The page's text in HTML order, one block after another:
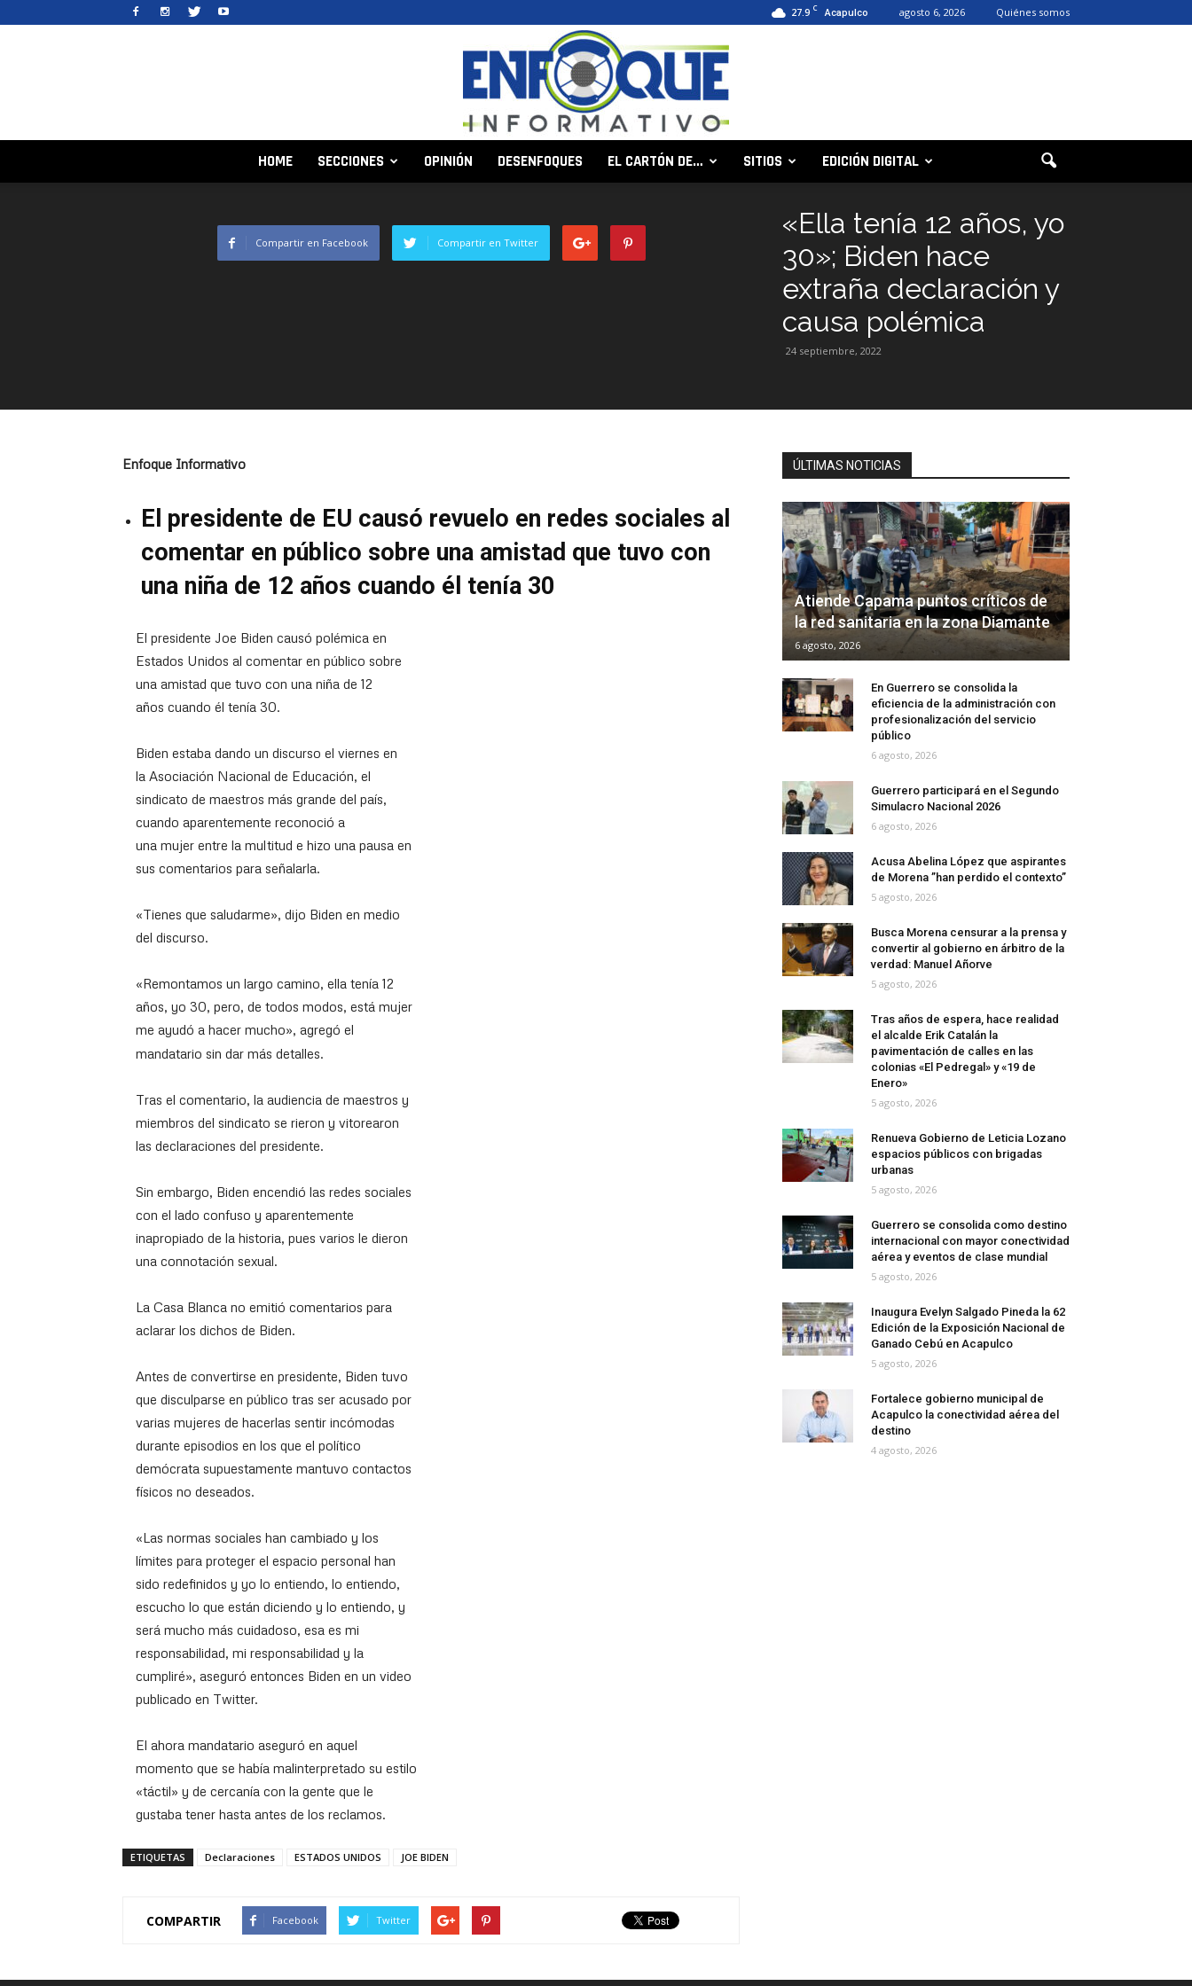
27.9 C Acapulco agosto 6, 2026 Quiénes somos
HOME SECCIONES OPINIÓN DESENFOQUES EL CARTÓN DE… SITIOS EDICIÓN DIGITAL
«Ella tenía 12 años, yo
30»; Biden hace
extraña declaración y
causa polémica
24 septiembre, 2022
Compartir en Facebook Compartir en Twitter
Enfoque Informativo
El presidente de EU causó revuelo en redes sociales al
comentar en público sobre una amistad que tuvo con
una niña de 12 años cuando él tenía 30
El presidente Joe Biden causó polémica en
Estados Unidos al comentar en público sobre
una amistad que tuvo con una niña de 12
años cuando él tenía 30.
Biden estaba dando un discurso el viernes en
la Asociación Nacional de Educación, el
sindicato de maestros más grande del país,
cuando aparentemente reconoció a
una mujer entre la multitud e hizo una pausa en
sus comentarios para señalarla.
«Tienes que saludarme», dijo Biden en medio
del discurso.
«Remontamos un largo camino, ella tenía 12
años, yo 30, pero, de todos modos, está mujer
me ayudó a hacer mucho», agregó el
mandatario sin dar más detalles.
Tras el comentario, la audiencia de maestros y
miembros del sindicato se rieron y vitorearon
las declaraciones del presidente.
Sin embargo, Biden encendió las redes sociales
con el lado confuso y aparentemente
inapropiado de la historia, pues varios le dieron
una connotación sexual.
La Casa Blanca no emitió comentarios para
aclarar los dichos de Biden.
Antes de convertirse en presidente, Biden tuvo
que disculparse en público tras ser acusado por
varias mujeres de hacerlas sentir incómodas
durante episodios en los que el político
demócrata supuestamente mantuvo contactos
físicos no deseados.
«Las normas sociales han cambiado y los
límites para proteger el espacio personal han
sido redefinidos y yo lo entiendo, lo entiendo,
escucho lo que están diciendo y lo entiendo, y
será mucho más cuidadoso, esa es mi
responsabilidad, mi responsabilidad y la
cumpliré», aseguró entonces Biden en un video
publicado en Twitter.
El ahora mandatario aseguró en aquel
momento que se había malinterpretado su estilo
«táctil» y de cercanía con la gente que le
gustaba tener hasta antes de los reclamos.
ETIQUETAS Declaraciones ESTADOS UNIDOS JOE BIDEN
COMPARTIR Facebook Twitter
ÚLTIMAS NOTICIAS
Atiende Capama puntos críticos de
la red sanitaria en la zona Diamante
6 agosto, 2026
En Guerrero se consolida la
eficiencia de la administración con
profesionalización del servicio
público
6 agosto, 2026
Guerrero participará en el Segundo
Simulacro Nacional 2026
6 agosto, 2026
Acusa Abelina López que aspirantes
de Morena ”han perdido el contexto”
5 agosto, 2026
Busca Morena censurar a la prensa y
convertir al gobierno en árbitro de la
verdad: Manuel Añorve
5 agosto, 2026
Tras años de espera, hace realidad
el alcalde Erik Catalán la
pavimentación de calles en las
colonias «El Pedregal» y «19 de
Enero»
5 agosto, 2026
Renueva Gobierno de Leticia Lozano
espacios públicos con brigadas
urbanas
5 agosto, 2026
Guerrero se consolida como destino
internacional con mayor conectividad
aérea y eventos de clase mundial
5 agosto, 2026
Inaugura Evelyn Salgado Pineda la 62
Edición de la Exposición Nacional de
Ganado Cebú en Acapulco
5 agosto, 2026
Fortalece gobierno municipal de
Acapulco la conectividad aérea del
destino
4 agosto, 2026